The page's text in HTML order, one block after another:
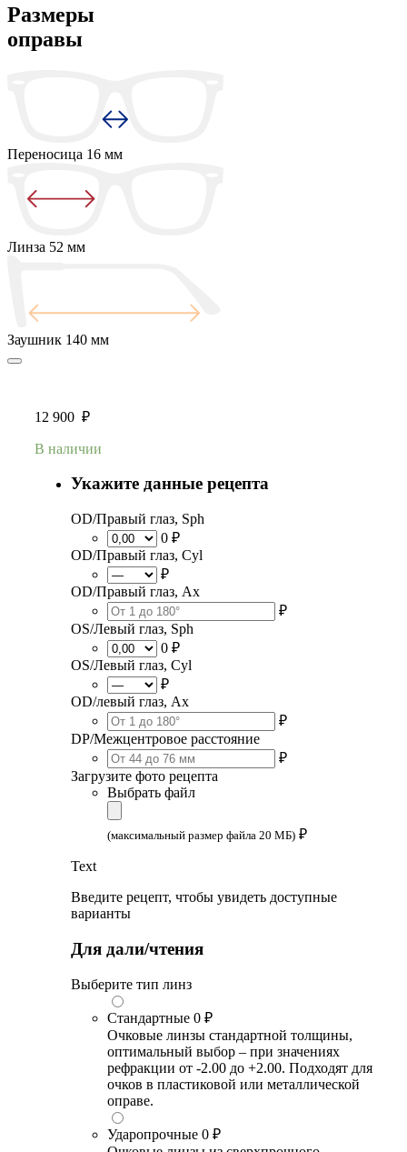
Размеры
оправы
Переносица 16 мм
Линза 52 мм
Заушник 140 мм
12 900 ₽
В наличии
Укажите данные рецепта
OD/Правый глаз, Sph
0 ₽
OD/Правый глаз, Cyl
₽
OD/Правый глаз, Ax
₽
OS/Левый глаз, Sph
0 ₽
OS/Левый глаз, Cyl
₽
OD/левый глаз, Ax
₽
DP/Межцентровое расстояние
₽
Загрузите фото рецепта
Выбрать файл
(максимальный размер файла 20 МБ) ₽
Text
Введите рецепт, чтобы увидеть доступные
варианты
Для дали/чтения
Выберите тип линз
Стандартные 0 ₽
Очковые линзы стандартной толщины,
оптимальный выбор – при значениях
рефракции от -2.00 до +2.00. Подходят для
очков в пластиковой или металлической
оправе.
Ударопрочные 0 ₽